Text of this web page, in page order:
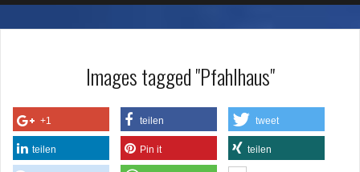
Images tagged "Pfahlhaus"
+1 teilen tweet
teilen Pin it teilen